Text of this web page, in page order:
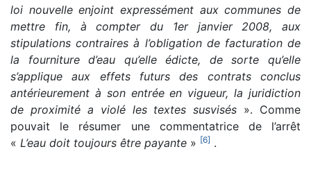
loi nouvelle enjoint expressément aux communes de
mettre fin, à compter du 1er janvier 2008, aux
stipulations contraires à l’obligation de facturation de
la fourniture d’eau qu’elle édicte, de sorte qu’elle
s’applique aux effets futurs des contrats conclus
antérieurement à son entrée en vigueur, la juridiction
de proximité a violé les textes susvisés ». Comme
pouvait le résumer une commentatrice de l’arrêt
« L’eau doit toujours être payante » [6] .